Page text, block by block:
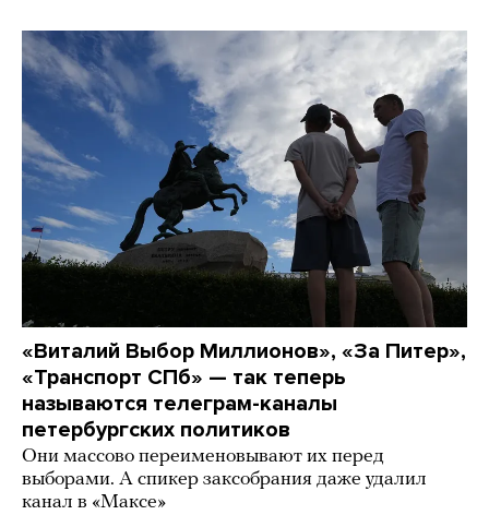
«Виталий Выбор Миллионов», «За Питер»,
«Транспорт СПб» — так теперь
называются телеграм-каналы
петербургских политиков
Они массово переименовывают их перед
выборами. А спикер заксобрания даже удалил
канал в «Максе»